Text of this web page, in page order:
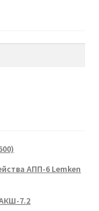
АПП-6 Lemken
7.2